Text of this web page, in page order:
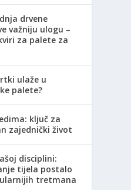
drvene
važniju ulogu –
za palete za
ulaže u
palete?
ključ za
zajednički život
disciplini:
tijela postalo
tretmana